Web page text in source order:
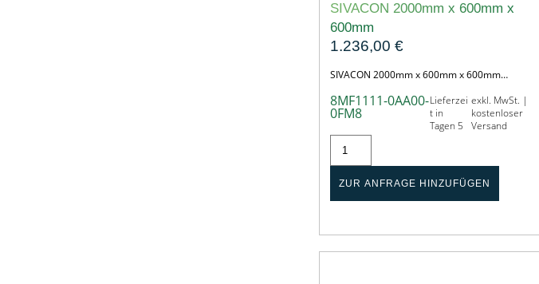
SIVACON 2000mm x 600mm x
600mm
1.236,00 €
SIVACON 2000mm x 600mm x 600mm…
8MF1111-0AA00-
0FM8
Lieferzei
t in
Tagen 5
exkl. MwSt. |
kostenloser
Versand
ZUR ANFRAGE HINZUFÜGEN